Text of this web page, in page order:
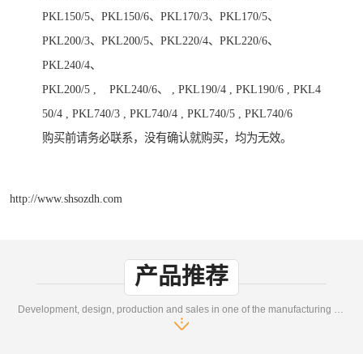
PKL150/5、PKL150/6、PKL170/3、PKL170/5、
PKL200/3、PKL200/5、PKL220/4、PKL220/6、
PKL240/4、
PKL200/5 , PKL240/6、 , PKL190/4 , PKL190/6 , PKL4
50/4 , PKL740/3 , PKL740/4 , PKL740/5 , PKL740/6
购买前请务必联系，没有确认就购买，均为无效。
http://www.shsozdh.com
产品推荐